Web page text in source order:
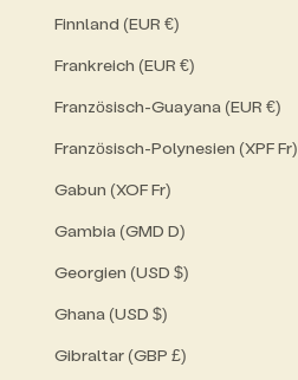
Finnland (EUR €)
Frankreich (EUR €)
Französisch-Guayana (EUR €)
Französisch-Polynesien (XPF Fr)
Gabun (XOF Fr)
Gambia (GMD D)
Georgien (USD $)
Ghana (USD $)
Gibraltar (GBP £)